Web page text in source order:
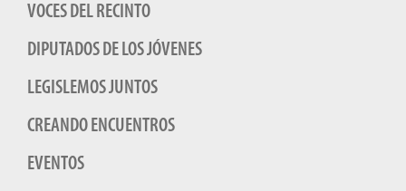
VOCES DEL RECINTO
DIPUTADOS DE LOS JÓVENES
LEGISLEMOS JUNTOS
CREANDO ENCUENTROS
EVENTOS